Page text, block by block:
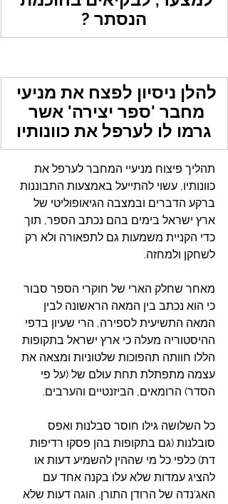
הנסתר ?
להלן ניסיון לפצח את מניעי
מחבר 'ספר יצירה' אשר
גרמו לו לערפל את כוונותיו
תהליך פיצוח מניעיי המחבר לערפל את
כוונותיו, עשוי להתייעל באמצעות התבוננות
ברקע הדברים ובמצבה הגיאופוליטי של
ארץ ישראל בימים בהם נכתב הספר, תוך
כדי הקניית משמעות גם לתפאורה ולא רק
לשחקן ולמחזה.
מאחר שחלק הארי של חוקרי הספר סבור
כי הוא נכתב בין המאה הראשונה לבין
המאה התשיעית לספירה, הרי שעיון בדפי
ההיסטוריה מעלה כי ארץ ישראל בתקופות
הללו חוותה תהפוכות שלטוניות ומצאה את
עצמה מתפתלת תחת עוּלם של (על פי
הסדר) הרומאים, הביזנטיים והערבים.
כל השלושה גילו חוסר סבלנות ואפס
סובלנות (גם בתקופות בהן פסקו רדיפות
דת) כלפי כל מי שההין להשמיע דעות או
להציג עמדות שלא עלו בקנה אחד עם
האג'נדה של הרודן התורן. הוגה דעות שלא